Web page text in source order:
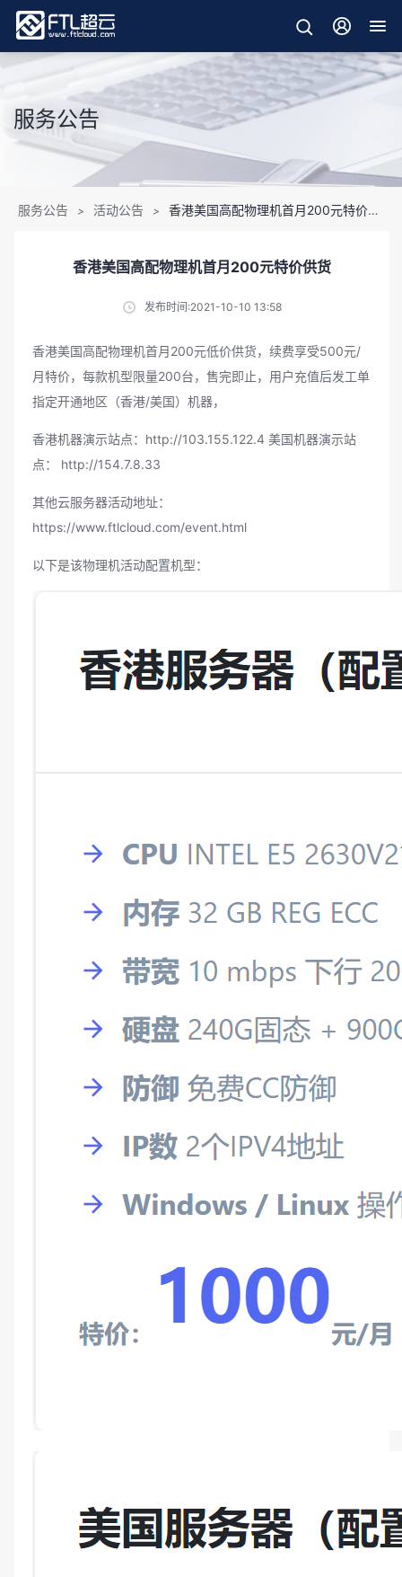
服务公告
服务公告 > 活动公告 > 香港美国高配物理机首月200元特价供货
香港美国高配物理机首月200元特价供货
发布时间:2021-10-10 13:58
香港美国高配物理机首月200元低价供货，续费享受500元/
月特价，每款机型限量200台，售完即止，用户充值后发工单
指定开通地区（香港/美国）机器，
香港机器演示站点： http://103.155.122.4 美国机器演示站
点： http://154.7.8.33
其他云服务器活动地址：
https://www.ftlcloud.com/event.html
以下是该物理机活动配置机型：